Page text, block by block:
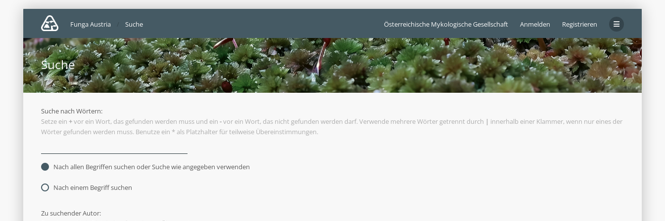
Österreichische Mykologische Gesellschaft Anmelden Registrieren
Funga Austria Suche
Suche
Suche nach Wörtern:
Setze ein +vor ein Wort, das gefunden werden muss und ein -vor ein Wort, das nicht gefunden werden darf. Verwende mehrere Wörter getrennt durch | innerhalb einer Klammer, wenn nur eines der
Wörter gefunden werden muss. Benutze ein * als Platzhalter für teilweise Übereinstimmungen.
Nach allen Begriffen suchen oder Suche wie angegeben verwenden
Nach einem Begriff suchen
Zu suchender Autor: